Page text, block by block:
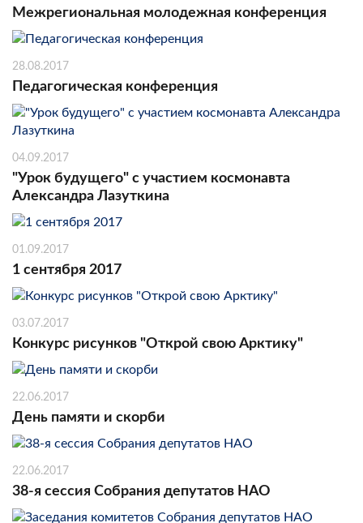
Межрегиональная молодежная конференция
28.08.2017
Педагогическая конференция
04.09.2017
"Урок будущего" с участием космонавта
Александра Лазуткина
01.09.2017
1 сентября 2017
03.07.2017
Конкурс рисунков "Открой свою Арктику"
22.06.2017
День памяти и скорби
22.06.2017
38-я сессия Собрания депутатов НАО